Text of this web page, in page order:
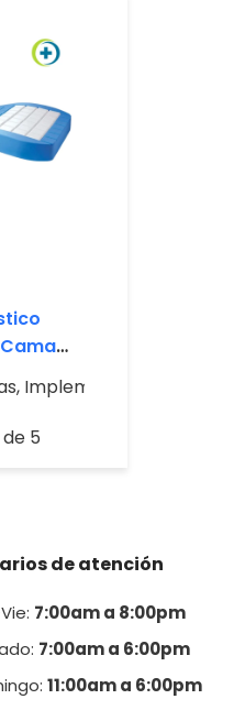
, Implemeto Para Cama
de 5
de atención
7:00am a 8:00pm
7:00am a 6:00pm
11:00am a 6:00pm